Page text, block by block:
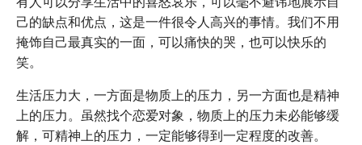
己的缺点和优点，这是一件很令人高兴的事情。我们不用
掩饰自己最真实的一面，可以痛快的哭，也可以快乐的
笑。
生活压力大，一方面是物质上的压力，另一方面也是精神
上的压力。虽然找个恋爱对象，物质上的压力未必能够缓
解，可精神上的压力，一定能够得到一定程度的改善。